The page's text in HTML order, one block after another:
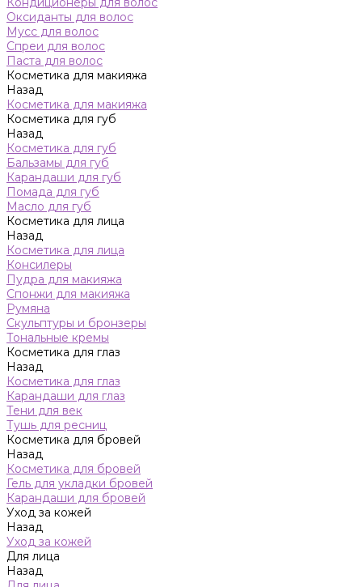
Оксиданты для волос
Мусс для волос
Спреи для волос
Паста для волос
Косметика для макияжа
Назад
Косметика для макияжа
Косметика для губ
Назад
Косметика для губ
Бальзамы для губ
Карандаши для губ
Помада для губ
Масло для губ
Косметика для лица
Назад
Косметика для лица
Консилеры
Пудра для макияжа
Спонжи для макияжа
Румяна
Скульптуры и бронзеры
Тональные кремы
Косметика для глаз
Назад
Косметика для глаз
Карандаши для глаз
Тени для век
Тушь для ресниц
Косметика для бровей
Назад
Косметика для бровей
Гель для укладки бровей
Карандаши для бровей
Уход за кожей
Назад
Уход за кожей
Для лица
Назад